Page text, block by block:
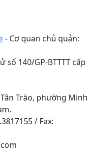
- Cơ quan chủ quản:
140/GP-BTTTT cấp
Trào, phường Minh
/ Fax: